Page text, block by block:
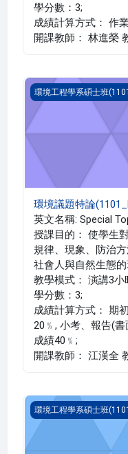
學分數：3;
成績計算方式： 作
開課教師： 林進榮
環境議題特論
環境工程學系碩士班
環境議題特論
英文名稱: Special
授課目的： 使學生
規律、現象、防治
社會人與自然生態
教學模式： 演講3小
學分數：3;
成績計算方式： 期
20﹪, 小考、報告(
成績40﹪;
開課教師： 江漢全
環境規劃與分析
環境工程學系碩士班